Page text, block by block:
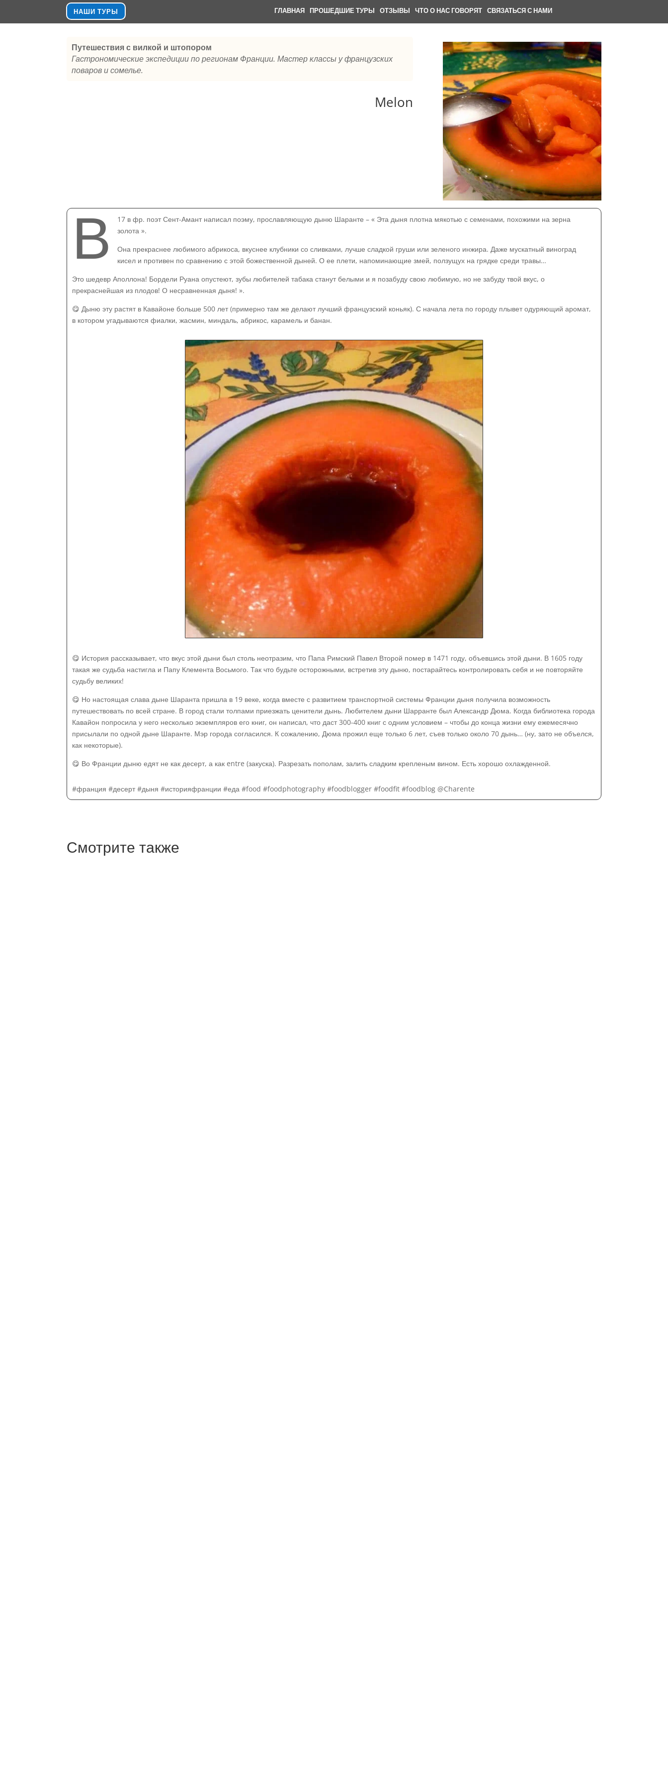
НАШИ ТУРЫ ГЛАВНАЯ ПРОШЕДШИЕ ТУРЫ .ОТЗЫВЫ .ЧТО О НАС ГОВОРЯТ .СВЯЗАТЬСЯ С НАМИ
Путешествия с вилкой и штопором
Гастрономические экспедиции по регионам Франции. Мастер классы у французских
поваров и сомелье.
Melon
В
17 в фр. поэт Сент-Амант написал поэму, прославляющую дыню Шаранте – « Эта дыня плотна мякотью с семенами, похожими на зерна
золота ».
Она прекраснее любимого абрикоса, вкуснее клубники со сливками, лучше сладкой груши или зеленого инжира. Даже мускатный виноград
кисел и противен по сравнению с этой божественной дыней. О ее плети, напоминающие змей, ползущух на грядке среди травы…
Это шедевр Аполлона! Бордели Руана опустеют, зубы любителей табака станут белыми и я позабуду свою любимую, но не забуду твой вкус, о
прекраснейшая из плодов! О несравненная дыня! ».
😋 Дыню эту растят в Кавайоне больше 500 лет (примерно там же делают лучший французский коньяк). С начала лета по городу плывет одуряющий аромат,
в котором угадываются фиалки, жасмин, миндаль, абрикос, карамель и банан.
😋 История рассказывает, что вкус этой дыни был столь неотразим, что Папа Римский Павел Второй помер в 1471 году, объевшись этой дыни. В 1605 году
такая же судьба настигла и Папу Клемента Восьмого. Так что будьте осторожными, встретив эту дыню, постарайтесь контролировать себя и не повторяйте
судьбу великих!
😋 Но настоящая слава дыне Шаранта пришла в 19 веке, когда вместе с развитием транспортной системы Франции дыня получила возможность
путешествовать по всей стране. В город стали толпами приезжать ценители дынь. Любителем дыни Шарранте был Александр Дюма. Когда библиотека города
Кавайон попросила у него несколько экземпляров его книг, он написал, что даст 300-400 книг с одним условием – чтобы до конца жизни ему ежемесячно
присылали по одной дыне Шаранте. Мэр города согласился. К сожалению, Дюма прожил еще только 6 лет, съев только около 70 дынь… (ну, зато не объелся,
как некоторые).
😋 Во Франции дыню едят не как десерт, а как entre (закуска). Разрезать пополам, залить сладким крепленым вином. Есть хорошо охлажденной.
#франция #десерт #дыня #историяфранции #еда #food #foodphotography #foodblogger #foodfit #foodblog @Charente
Смотрите также